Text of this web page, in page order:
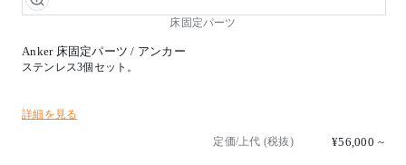
床固定パーツ
Anker 床固定パーツ / アンカー
ステンレス3個セット。
詳細を見る
定価/上代 (税抜) ¥56,000 ~